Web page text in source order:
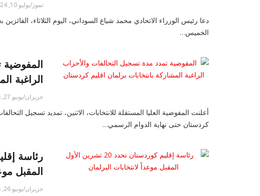
تموز/يوليو 10, 2024
دعا رئيس الوزراء الاتحادي محمد شياع السوداني، اليوم الثلاثاء،
الخميس…
الراغبة
حزيران/يونيو 27, 2024
أعلنت المفوضية العليا المستقلة للانتخابات، الاثنين، تمديد تسجيل
كردستان حتى نهاية الدوام الرسمي…
المقبل
حزيران/يونيو 26, 2024